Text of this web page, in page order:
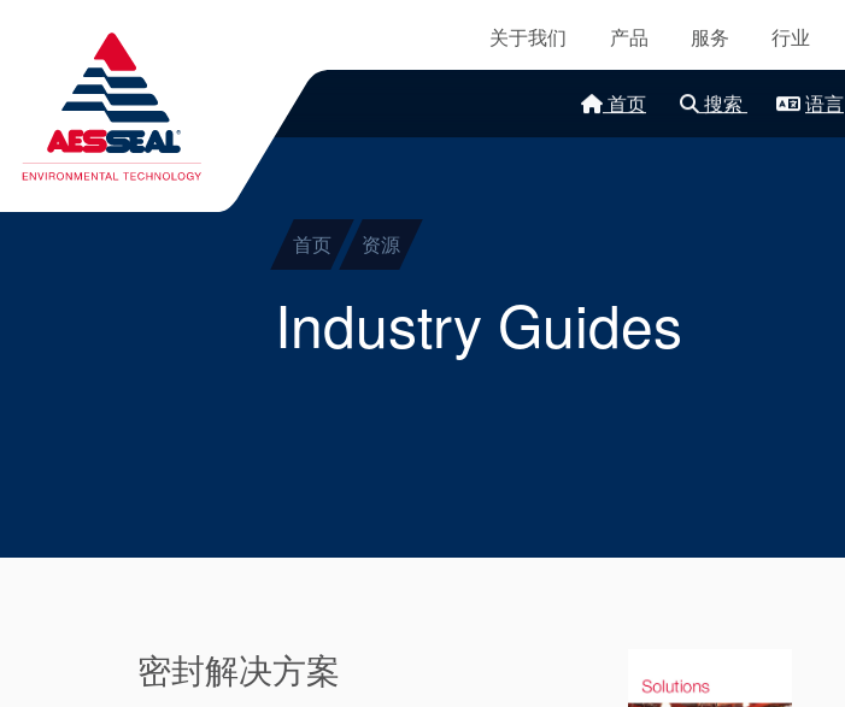
主导航
关于我们 产品 服务 行业
集装式机械密封
两部件密封
干气密封
盘根
密封辅助系统
地点
首页 搜索 语言
首页 资源
Industry Guides
密封解决方案